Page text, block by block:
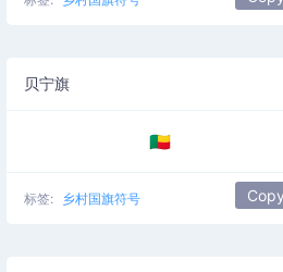
贝宁旗
🇧🇯
标签: 乡村国旗符号